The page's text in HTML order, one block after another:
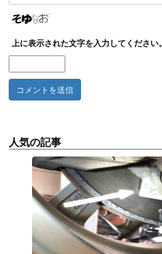
上に表示された文字を入力してください。
人気の記事